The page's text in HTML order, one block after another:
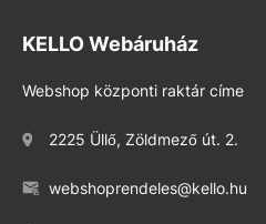
KELLO Webáruház
Webshop központi raktár címe
2225 Üllő, Zöldmező út. 2.
webshoprendeles@kello.hu